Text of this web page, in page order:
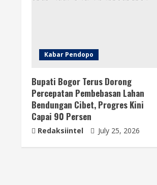
Kabar Pendopo
Bupati Bogor Terus Dorong
Percepatan Pembebasan Lahan
Bendungan Cibet, Progres Kini
Capai 90 Persen
Redaksiintel July 25, 2026